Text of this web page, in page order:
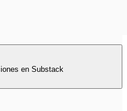
en Substack